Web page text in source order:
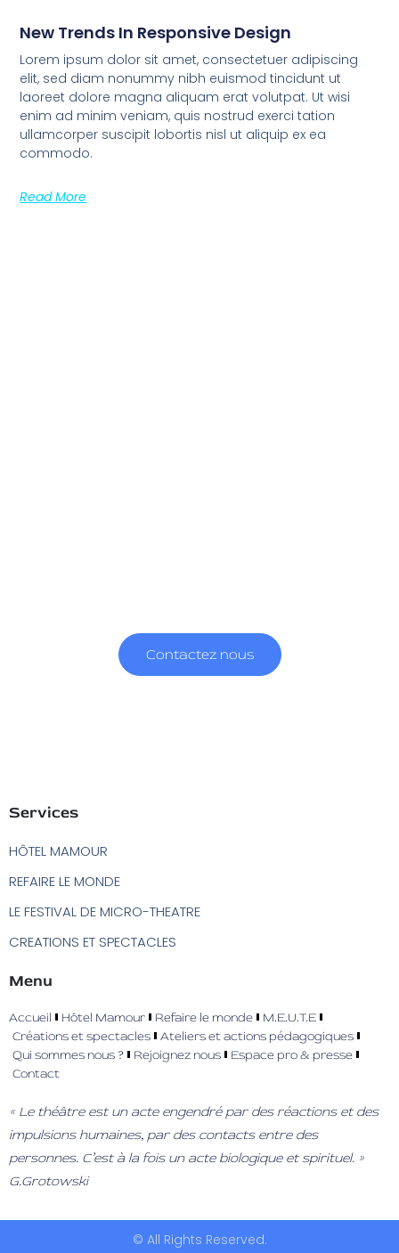
New Trends In Responsive Design
Lorem ipsum dolor sit amet, consectetuer adipiscing
elit, sed diam nonummy nibh euismod tincidunt ut
laoreet dolore magna aliquam erat volutpat. Ut wisi
enim ad minim veniam, quis nostrud exerci tation
ullamcorper suscipit lobortis nisl ut aliquip ex ea
commodo.
Read More
Contactez nous
Services
HÔTEL MAMOUR
REFAIRE LE MONDE
LE FESTIVAL DE MICRO-THEATRE
CREATIONS ET SPECTACLES
Menu
Accueil Hôtel Mamour Refaire le monde
M.E.U.T.E
Créations et spectacles
Ateliers et actions pédagogiques
Qui sommes nous ?
Rejoignez nous
Espace pro & presse
Contact
« Le théâtre est un acte engendré par des réactions et des
impulsions humaines, par des contacts entre des
personnes. C’est à la fois un acte biologique et spirituel. »
G.Grotowski
© All Rights Reserved.